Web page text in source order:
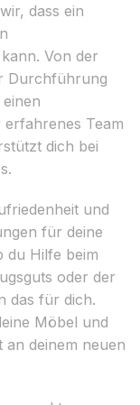
dass ein
Von der
Durchführung
Team
dich bei
und
für deine
du Hilfe beim
oder der
das für dich.
Möbel und
an deinem neuen